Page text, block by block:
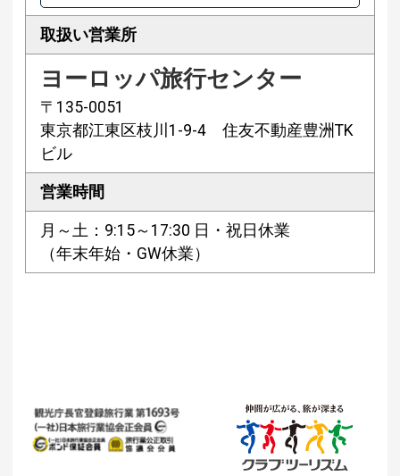
取扱い営業所
ヨーロッパ旅行センター
〒135-0051
東京都江東区枝川1-9-4 住友不動産豊洲TK
ビル
営業時間
月～土：9:15～17:30 日・祝日休業
（年末年始・GW休業）